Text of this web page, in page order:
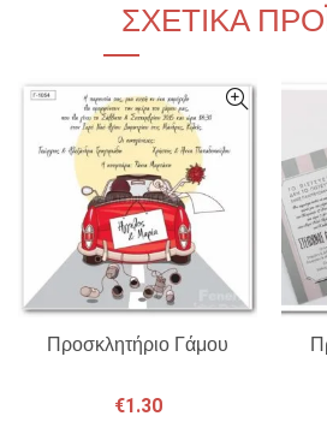
ΣΧΕΤΙΚΆ
Προσκλητήριο Γάμου
€1.30